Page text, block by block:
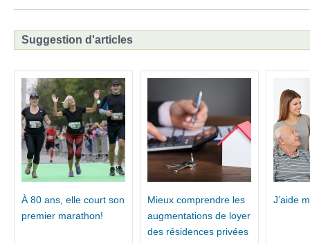
Suggestion d'articles
À 80 ans, elle court son
premier marathon!
Mieux comprendre les
augmentations de loyer
des résidences privées
J’aide